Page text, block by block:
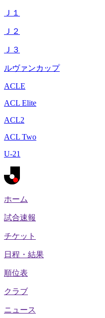
Ｊ１
Ｊ２
Ｊ３
ルヴァンカップ
ACLE
ACL Elite
ACL2
ACL Two
U-21
ホーム
試合速報
チケット
日程・結果
順位表
クラブ
ニュース